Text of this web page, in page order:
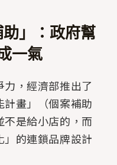
」：政府幫
一氣
，經濟部推出了
計畫」（個案補助
是給小店的，而
的連鎖品牌設計